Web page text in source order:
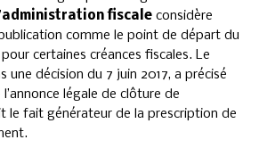
administration fiscale considère
comme le point de départ du
certaines créances fiscales. Le
une décision du 7 juin 2017, a précisé
légale de clôture de
le fait générateur de la prescription de